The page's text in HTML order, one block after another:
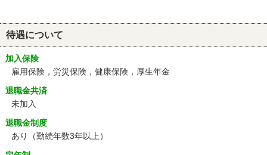
待遇について
加入保険
雇用保険，労災保険，健康保険，厚生年金
退職金共済
未加入
退職金制度
あり（勤続年数3年以上）